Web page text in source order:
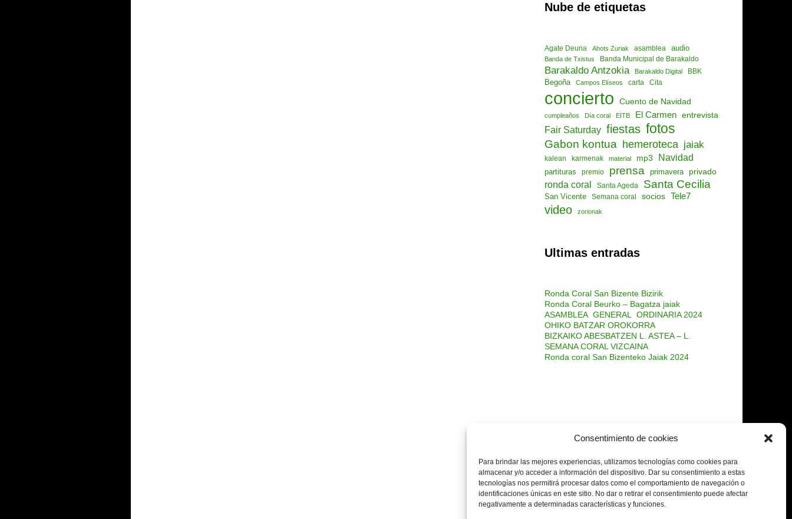
Consentimiento de cookies
Para brindar las mejores experiencias, utilizamos tecnologías como cookies para
almacenar y/o acceder a información del dispositivo. Dar su consentimiento a estas
tecnologías nos permitirá procesar datos como el comportamiento de navegación o
identificaciones únicas en este sitio. No dar o retirar el consentimiento puede afectar
negativamente a determinadas características y funciones.
Nube de etiquetas
Agate Deuna Ahots Zuriak asamblea audio
Banda de Txistus Banda Municipal de Barakaldo
Barakaldo Antzokia Barakaldo Digital BBK
Begoña Campos Elíseos carta Cita
concierto Cuento de Navidad
cumpleaños Día coral EITB El Carmen entrevista
Fair Saturday fiestas fotos
Gabon kontua hemeroteca jaiak
kalean karmenak material mp3 Navidad
partituras premio prensa primavera privado
ronda coral Santa Ageda Santa Cecilia
San Vicente Semana coral socios Tele7
video zorionak
Ultimas entradas
Ronda Coral San Bizente Bizirik
Ronda Coral Beurko – Bagatza jaiak
ASAMBLEA GENERAL ORDINARIA 2024
OHIKO BATZAR OROKORRA
BIZKAIKO ABESBATZEN L. ASTEA – L.
SEMANA CORAL VIZCAINA
Ronda coral San Bizenteko Jaiak 2024